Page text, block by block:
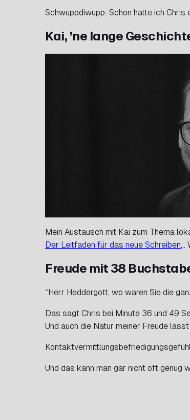
Schwuppdiwupp: Schon hatte ich
Kai, ’ne lange
Mein Austausch mit Kai zum Thema
Der Leitfaden für das neue Schreiben„.
Freude mit 38
“Herr Heddergott, wo waren Sie die
Das sagt Chris bei Minute 36 und 49
Und auch die Natur meiner Freude
Und das kann man gar nicht oft genug